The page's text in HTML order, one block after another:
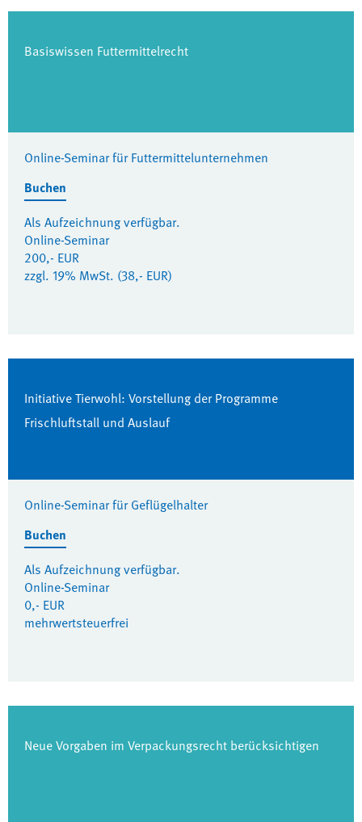
Basiswissen Futtermittelrecht
Online-Seminar für Futtermittelunternehmen
Buchen
Als Aufzeichnung verfügbar.
Online-Seminar
200,- EUR
zzgl. 19% MwSt. (38,- EUR)
Initiative Tierwohl: Vorstellung der Programme
Frischluftstall und Auslauf
Online-Seminar für Geflügelhalter
Buchen
Als Aufzeichnung verfügbar.
Online-Seminar
0,- EUR
mehrwertsteuerfrei
Neue Vorgaben im Verpackungsrecht berücksichtigen